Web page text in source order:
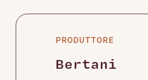
PRODUTTORE
Bertani